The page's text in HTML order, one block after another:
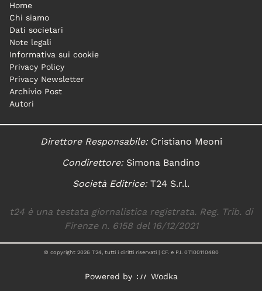
Home
Chi siamo
Dati societari
Note legali
Informativa sui cookie
Privacy Policy
Privacy Newsletter
Archivio Post
Autori
Direttore Responsabile:Cristiano Meoni
Condirettore:Simona Bandino
Società Editrice:T24 S.r.l.
t24 è una testata giornalistica registrata. Reg. Trib. di
Firenze n. 6158 del 16/12/2021
© copyright 2026 T24, tutti i diritti riservati | CF. e P.I. 07100110480
Powered by Wodka